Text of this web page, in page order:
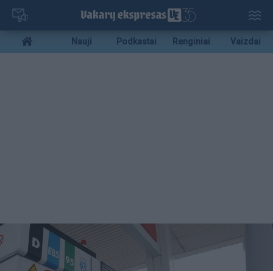
Pereiti
pagrindinį
turinį
Mobile
menu
Nauji Podkastai Renginiai Vaizdai